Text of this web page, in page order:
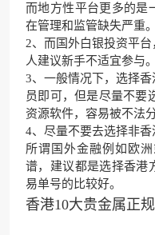
而地方性平台更多的是
在管理和监管缺失严重
2、而国外白银投资平
人建议新手不适宜参与。
3、一般情况下，选择
员即可，但是尽量不要
资源软件，容易被不法
4、尽量不要去选择非
所谓国外金融例如欧
谱，建议都是选择香港
易单号的比较好。
香港10大贵金属正